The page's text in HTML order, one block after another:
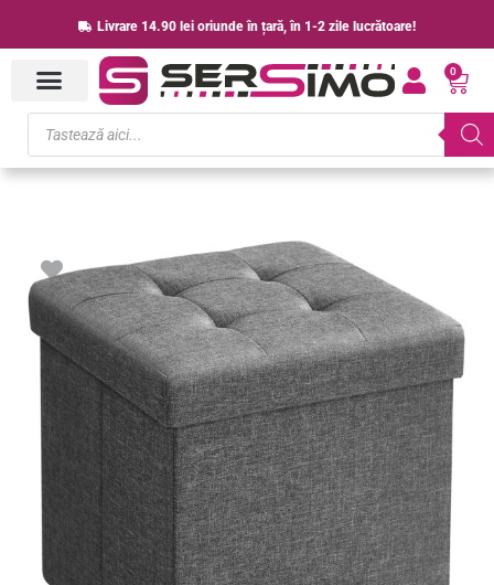
to
content
Livrare 14.90 lei oriunde în țară, în 1-2 zile lucrătoare!
0
Cart
Products
search
SONGMICS
Taburet
pliabil
30x30x30
cm,
spatiu
depozitare,